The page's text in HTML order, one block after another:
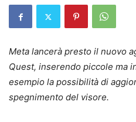
Meta lancerà presto il nuovo
Quest, inserendo piccole ma
esempio la possibilità di
spegnimento del visore.